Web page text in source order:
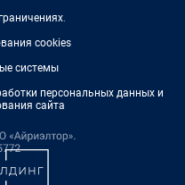
.
cookies
системы
персональных данных и
сайта